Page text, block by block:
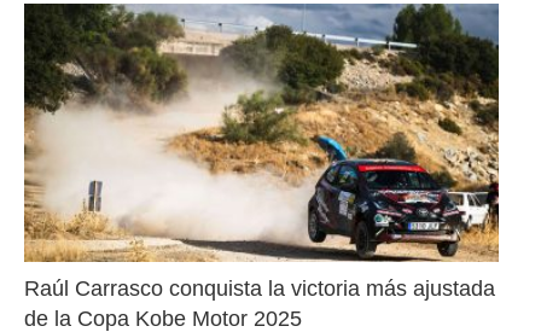
Raúl Carrasco conquista la victoria más ajustada
de la Copa Kobe Motor 2025